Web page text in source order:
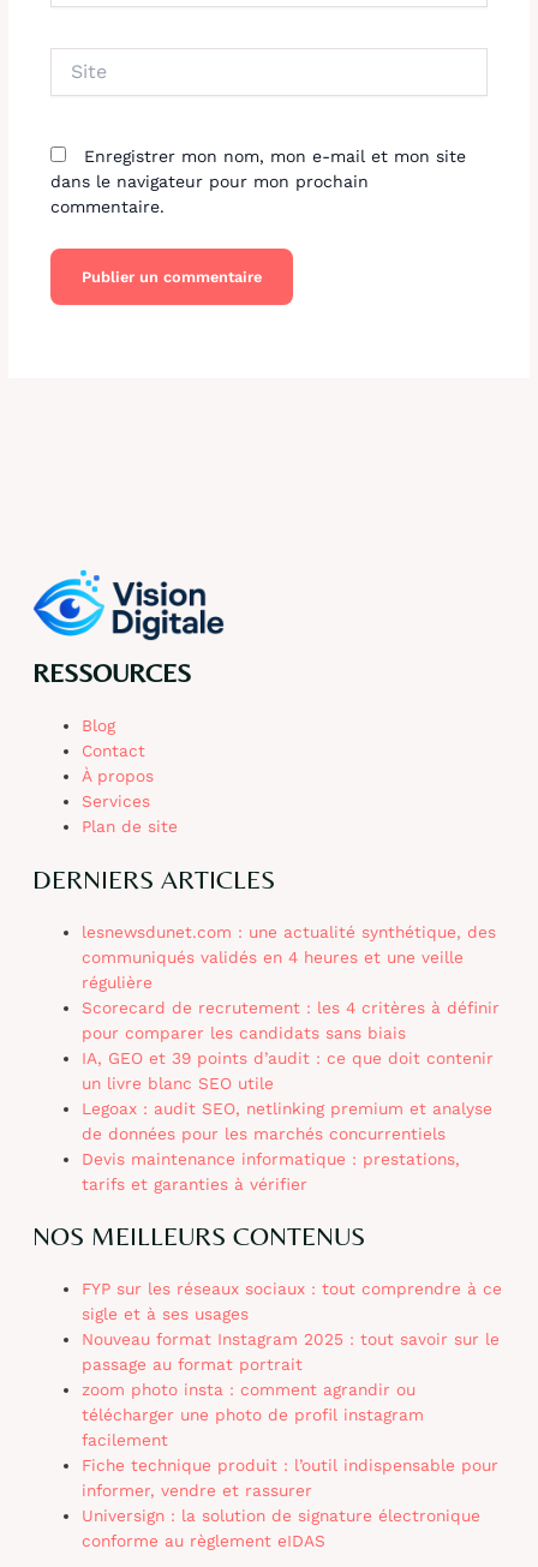
Enregistrer mon nom, mon e-mail et mon site
dans le navigateur pour mon prochain
commentaire.
RESSOURCES
Blog
Contact
À propos
Services
Plan de site
DERNIERS ARTICLES
lesnewsdunet.com : une actualité synthétique, des
communiqués validés en 4 heures et une veille
régulière
Scorecard de recrutement : les 4 critères à définir
pour comparer les candidats sans biais
IA, GEO et 39 points d’audit : ce que doit contenir
un livre blanc SEO utile
Legoax : audit SEO, netlinking premium et analyse
de données pour les marchés concurrentiels
Devis maintenance informatique : prestations,
tarifs et garanties à vérifier
NOS MEILLEURS CONTENUS
FYP sur les réseaux sociaux : tout comprendre à ce
sigle et à ses usages
Nouveau format Instagram 2025 : tout savoir sur le
passage au format portrait
zoom photo insta : comment agrandir ou
télécharger une photo de profil instagram
facilement
Fiche technique produit : l’outil indispensable pour
informer, vendre et rassurer
Universign : la solution de signature électronique
conforme au règlement eIDAS